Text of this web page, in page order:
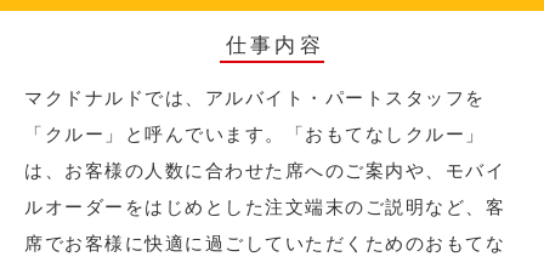
仕事内容
マクドナルドでは、アルバイト・パートスタッフを
「クルー」と呼んでいます。「おもてなしクルー」
は、お客様の人数に合わせた席へのご案内や、モバイ
ルオーダーをはじめとした注文端末のご説明など、客
席でお客様に快適に過ごしていただくためのおもてな